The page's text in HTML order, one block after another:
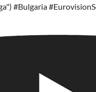
#Bulgaria